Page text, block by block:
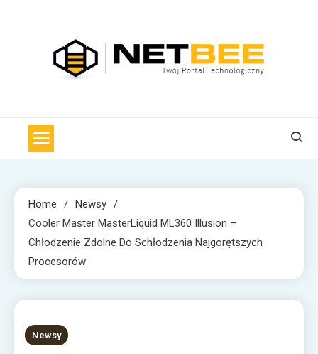
Home
Newsy
Cooler Master MasterLiquid ML360 Illusion –
Chłodzenie Zdolne Do Schłodzenia Najgorętszych
Procesorów
2 MINS READ
Newsy